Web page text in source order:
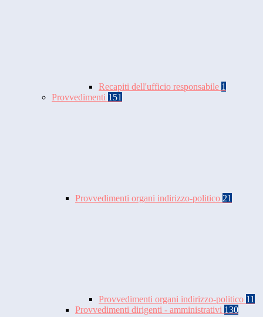
Recapiti dell'ufficio responsabile 1
Provvedimenti 151
Provvedimenti organi indirizzo-politico 21
Provvedimenti organi indirizzo-politico 11
Provvedimenti dirigenti - amministrativi 130